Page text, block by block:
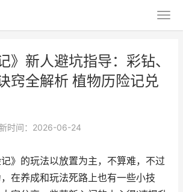
》新人避坑指导：彩钻、
窍全解析 植物历险记兑
时间：2026-06-24
》的玩法以放置为主，不算难，不过
在养成和玩法死路上也有一些小技